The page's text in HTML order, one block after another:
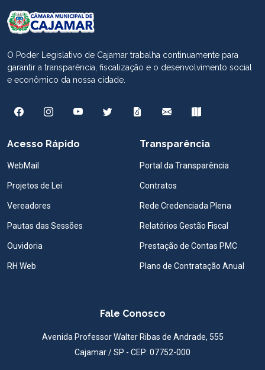
O Poder Legislativo de Cajamar trabalha continuamente para
garantir a transparência, fiscalização e o desenvolvimento social
e econômico da nossa cidade.
Acesso Rápido
WebMail
Projetos de Lei
Vereadores
Pautas das Sessões
Ouvidoria
RH Web
Transparência
Portal da Transparência
Contratos
Rede Credenciada Plena
Relatórios Gestão Fiscal
Prestação de Contas PMC
Plano de Contratação Anual
Fale Conosco
Avenida Professor Walter Ribas de Andrade, 555
Cajamar / SP - CEP: 07752-000